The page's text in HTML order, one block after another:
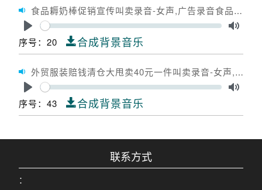
食品耨奶棒促销宣传叫卖录音-女声,广告录音食品耨奶棒促销宣传,广告配音食品耨奶棒促销宣传
Seek
序号：20 合成背景音乐
外贸服装赔钱清仓大甩卖40元一件叫卖录音-女声,广告录音外贸服装赔钱清仓大甩卖40元一件,广告配音外贸服装赔钱清仓大甩卖40元一件
Seek
序号：43 合成背景音乐
联系方式
：